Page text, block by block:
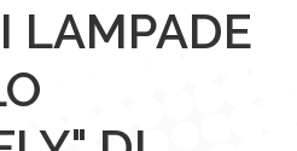
LAMPADE